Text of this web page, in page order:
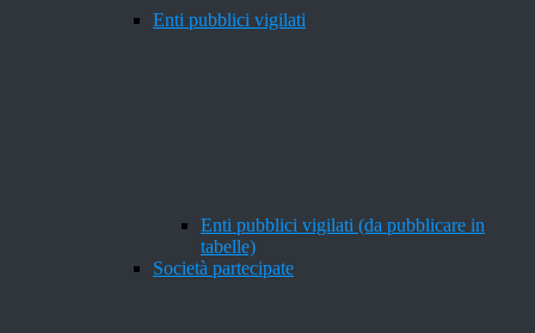
Enti pubblici vigilati
Enti pubblici vigilati (da pubblicare in
tabelle)
Società partecipate